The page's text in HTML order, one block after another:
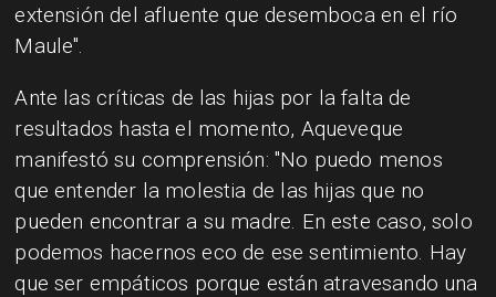
extensión del afluente que desemboca en el río
Maule".
Ante las críticas de las hijas por la falta de
resultados hasta el momento, Aqueveque
manifestó su comprensión: "No puedo menos
que entender la molestia de las hijas que no
pueden encontrar a su madre. En este caso, solo
podemos hacernos eco de ese sentimiento. Hay
que ser empáticos porque están atravesando una